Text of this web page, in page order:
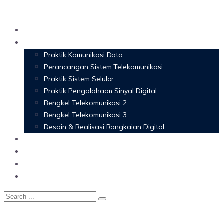
Praktik Komunikasi Data
Perancangan Sistem Telekomunikasi
Praktik Sistem Selular
Praktik Pengolahaan Sinyal Digital
Bengkel Telekomunikasi 2
Bengkel Telekomunikasi 3
Desain & Realisasi Rangkaian Digital